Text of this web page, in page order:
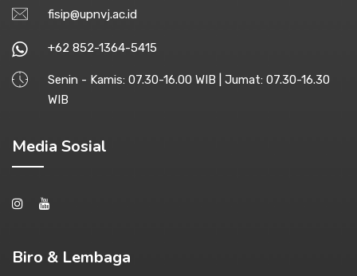
fisip@upnvj.ac.id
+62 852-1364-5415
Senin - Kamis: 07.30-16.00 WIB | Jumat: 07.30-16.30
WIB
Media Sosial
Biro & Lembaga